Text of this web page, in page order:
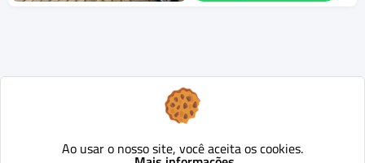
Ao usar o nosso site, você aceita os cookies.